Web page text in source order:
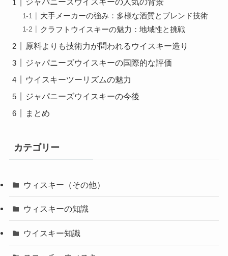
大手メーカーの強み：多様な酒質とブレンド技術
クラフトウイスキーの魅力：地域性と挑戦
原料よりも技術力が問われるウイスキー造り
ジャパニーズウイスキーの国際的な評価
ウイスキーツーリズムの魅力
ジャパニーズウイスキーの今後
まとめ
カテゴリー
ウィスキー（その他）
ウィスキーの知識
ウイスキー知識